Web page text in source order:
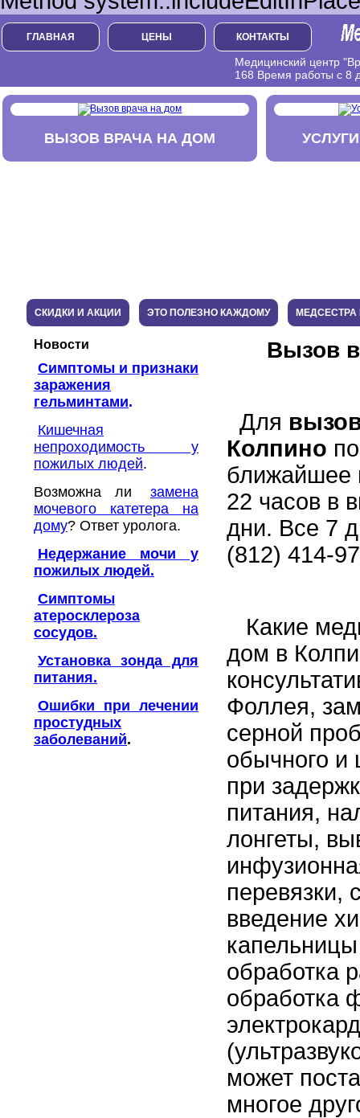
ГЛАВНАЯ ЦЕНЫ КОНТАКТЫ
Медицинский центр
168 Время работы с 8
ВЫЗОВ ВРАЧА НА ДОМ
СКИДКИ И АКЦИИ ЭТО ПОЛЕЗНО КАЖДОМУ
Новости
Симптомы и признаки
заражения
гельминтами.
Кишечная
непроходимость у
пожилых людей.
Возможна ли
замена
мочевого катетера на
дому? Ответ уролога.
Недержание мочи у
пожилых людей.
Симптомы
атеросклероза
сосудов.
Установка зонда для
питания.
Ошибки при лечении
простудных
заболеваний.
Вызов
Для
Колпино
ближайшее
22 часов в
дни. Все 7
(812) 414-
Какие
дом в
Фоллея,
серной
обычного и
при
питания,
лонгеты,
перевязки,
введение
обработка
обработка
может
многое